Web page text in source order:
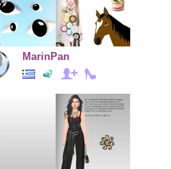
MarinPan